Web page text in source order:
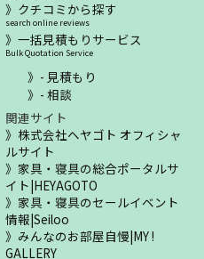
クチコミから探す
search online reviews
一括見積もりサービス
Bulk Quotation Service
- 見積もり
- 相談
関連サイト
株式会社ヘヤゴト オフィシャ
ルサイト
家具・寝具の総合ポータルサ
イト|HEYAGOTO
家具・寝具のセールイベント
情報|Seiloo
みんなのお部屋自慢|MY !
GALLERY